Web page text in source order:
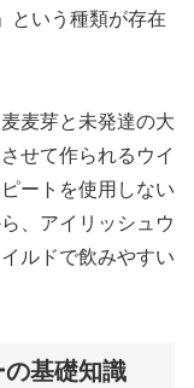
という種類が存在
麦芽と未発達の大
せて作られるウイ
ートを使用しない
、アイリッシュウ
ルドで飲みやすい
基礎知識